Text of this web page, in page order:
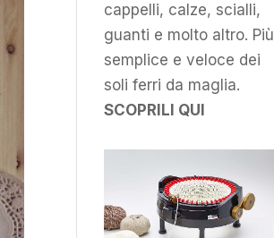
cappelli, calze, scialli,
guanti e molto altro. Più
semplice e veloce dei
soli ferri da maglia.
SCOPRILI QUI